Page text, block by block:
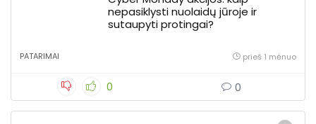
nepasiklysti nuolaidų jūroje ir
sutaupyti protingai?
PATARIMAI prieš 1 mėnuo
0 0